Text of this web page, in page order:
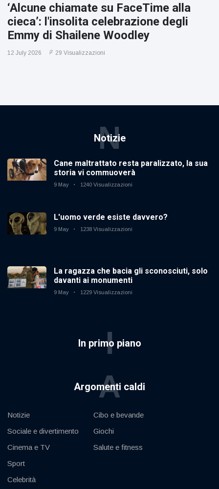
‘Alcune chiamate su FaceTime alla
cieca’: l'insolita celebrazione degli
Emmy di Shailene Woodley
12 July 2026 29 Visualizzazioni
Notizie
N
Cane maltrattato resta paralizzato, la sua
storia vi commuoverà
9 May 1240 Visualizzazioni
L'uomo verde esiste davvero?
9 May 1238 Visualizzazioni
La ragazza che bacia gli sconosciuti, solo
davanti ai monumenti
9 May 1229 Visualizzazioni
In primo piano
I
Argomenti caldi
A
Notizie
Sociale e divertimento
Cinema e TV
Sport
Celebrità
Cibo e bevande
Giochi
Salute e fitness